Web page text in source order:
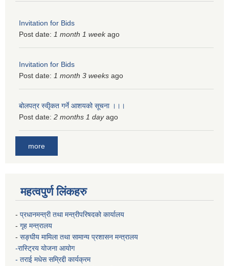
Invitation for Bids
Post date: 1 month 1 weekago
Invitation for Bids
Post date: 1 month 3 weeks ago
बोलपत्र स्वीृकत गर्ने आशयको सूचना ।।।
Post date: 2 months 1 dayago
more
महत्वपुर्ण लिंकहरु
- प्रधानमन्त्री तथा मन्त्रीपरिषदको कार्यालय
- गृह मन्त्रालय
- सङ्घीय मामिला तथा सामान्य प्रशासन मन्त्रालय
-रास्ट्रिय योजना आयोग
- तराई मधेस सम्रिद्दी कार्यक्रम